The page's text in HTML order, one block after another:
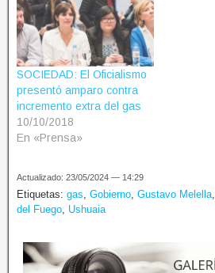
SOCIEDAD: El Oficialismo
presentó amparo contra
incremento extra del gas
10/10/2018
En «Prensa»
Actualizado: 23/05/2024 — 14:29
Etiquetas: gas, Gobierno, Gustavo Melella,
del Fuego, Ushuaia